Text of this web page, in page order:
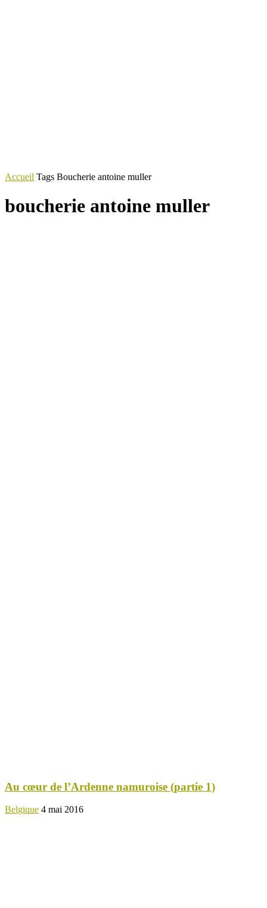
Accueil Tags Boucherie antoine muller
boucherie antoine muller
Au cœur de l’Ardenne namuroise (partie 1)
Belgique 4 mai 2016